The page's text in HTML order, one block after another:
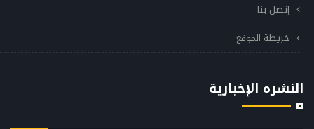
إتصل بنا
خريطة الموقع
النشره الإخبارية